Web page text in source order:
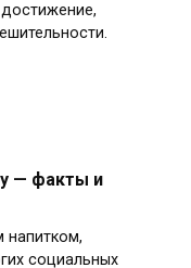
— факты и
напитком,
социальных